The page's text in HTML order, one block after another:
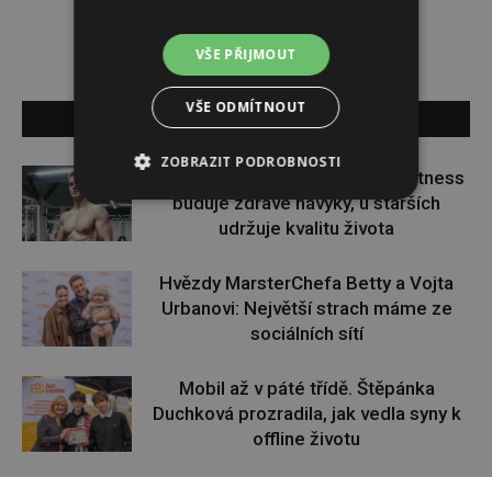
SOUVISEJÍCÍ ČLÁNKY
Jaroslav Pecka: U mladých lidí fitness
buduje zdravé návyky, u starších
udržuje kvalitu života
Hvězdy MarsterChefa Betty a Vojta
Urbanovi: Největší strach máme ze
sociálních sítí
Mobil až v páté třídě. Štěpánka
Duchková prozradila, jak vedla syny k
offline životu
VŠE PŘIJMOUT
VŠE ODMÍTNOUT
ZOBRAZIT PODROBNOSTI